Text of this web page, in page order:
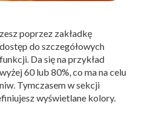
poprzez zakładkę
do szczegółowych
Da się na przykład
60 lub 80%, co ma na celu
Tymczasem w sekcji
wyświetlane kolory.